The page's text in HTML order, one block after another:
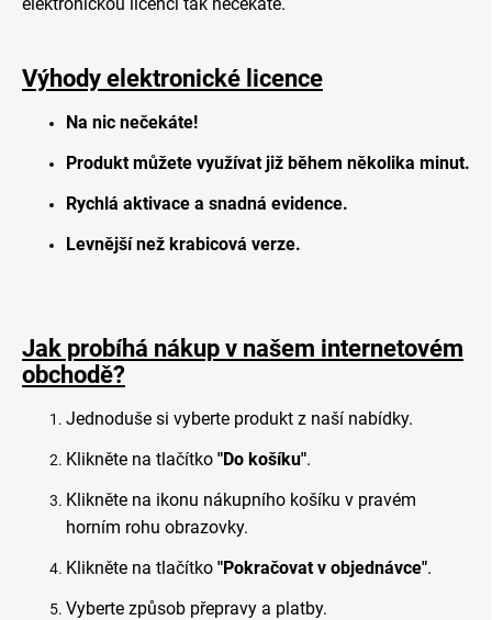
Výhody elektronické licence
Na nic nečekáte!
Produkt můžete využívat již během několika minut.
Rychlá aktivace a snadná evidence.
Levnější než krabicová verze.
Jak probíhá nákup v našem internetovém
obchodě?
Jednoduše si vyberte produkt z naší nabídky.
Klikněte na tlačítko "Do košíku".
Klikněte na ikonu nákupního košíku v pravém
horním rohu obrazovky.
Klikněte na tlačítko "Pokračovat v objednávce".
Vyberte způsob přepravy a platby.